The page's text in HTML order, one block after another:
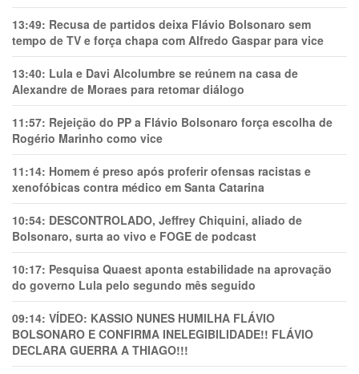
13:49: Recusa de partidos deixa Flávio Bolsonaro sem
tempo de TV e força chapa com Alfredo Gaspar para vice
13:40: Lula e Davi Alcolumbre se reúnem na casa de
Alexandre de Moraes para retomar diálogo
11:57: Rejeição do PP a Flávio Bolsonaro força escolha de
Rogério Marinho como vice
11:14: Homem é preso após proferir ofensas racistas e
xenofóbicas contra médico em Santa Catarina
10:54: DESCONTROLADO, Jeffrey Chiquini, aliado de
Bolsonaro, surta ao vivo e FOGE de podcast
10:17: Pesquisa Quaest aponta estabilidade na aprovação
do governo Lula pelo segundo mês seguido
09:14: VÍDEO: KASSIO NUNES HUMlLHA FLÁVIO
BOLSONARO E CONFIRMA INELEGIBILIDADE!! FLÁVIO
DECLARA GUERRA A THIAGO!!!